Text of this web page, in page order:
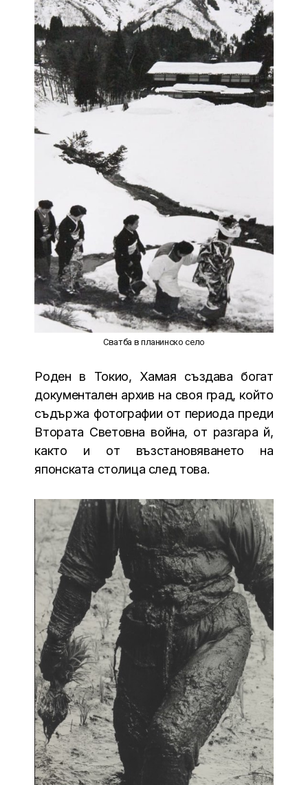
Сватба в планинско село
Роден в Токио, Хамая създава богат
документален архив на своя град, който
съдържа фотографии от периода преди
Втората Световна война, от разгара й,
както и от възстановяването на
японската столица след това.